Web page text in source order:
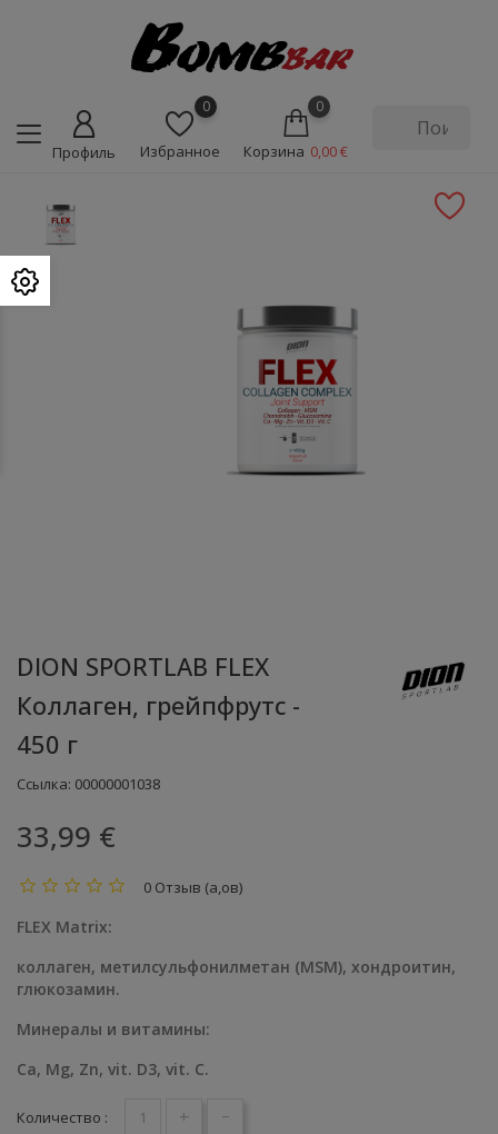
Профиль
0
Избранное
0
Корзина 0,00 €
DION SPORTLAB FLEX
Коллаген, грейпфрутс -
450 г
Ссылка: 00000001038
33,99 €
0 Отзыв (а,ов)
FLEX Matrix:
коллаген, метилсульфонилметан (MSM), хондроитин,
глюкозамин.
Минералы и витамины:
Ca, Mg, Zn, vit. D3, vit. C.
Количество : + -